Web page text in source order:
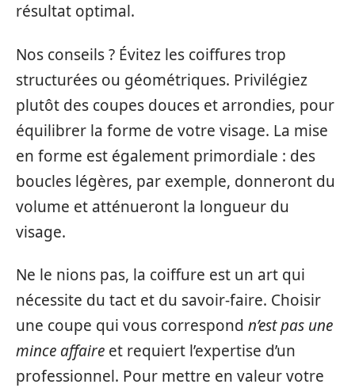
résultat optimal.
Nos conseils ? Évitez les coiffures trop
structurées ou géométriques. Privilégiez
plutôt des coupes douces et arrondies, pour
équilibrer la forme de votre visage. La mise
en forme est également primordiale : des
boucles légères, par exemple, donneront du
volume et atténueront la longueur du
visage.
Ne le nions pas, la coiffure est un art qui
nécessite du tact et du savoir-faire. Choisir
une coupe qui vous correspond n’est pas une
mince affaire et requiert l’expertise d’un
professionnel. Pour mettre en valeur votre